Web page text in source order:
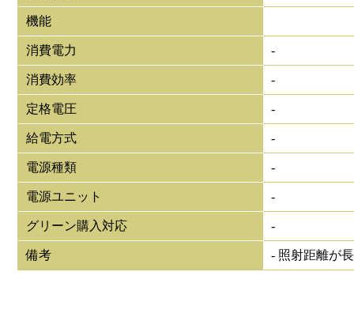
機能
消費電力 -
消費効率 -
定格電圧 -
給電方式 -
電源種類 -
電源ユニット -
グリーン購入対応 -
備考 - 照射距離が